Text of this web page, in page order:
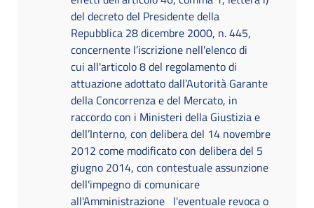
del decreto del Presidente della
Repubblica 28 dicembre 2000, n. 445,
concernente l’iscrizione nell'elenco di
cui all'articolo 8 del regolamento di
attuazione adottato dall’Autorità Garante
della Concorrenza e del Mercato, in
raccordo con i Ministeri della Giustizia e
dell’Interno, con delibera del 14 novembre
2012 come modificato con delibera del 5
giugno 2014, con contestuale assunzione
dell'impegno di comunicare
all'Amministrazione l'eventuale revoca o